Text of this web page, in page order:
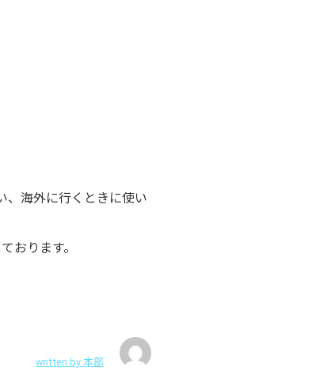
、海外に行くときに使い
おります。
written by 本部